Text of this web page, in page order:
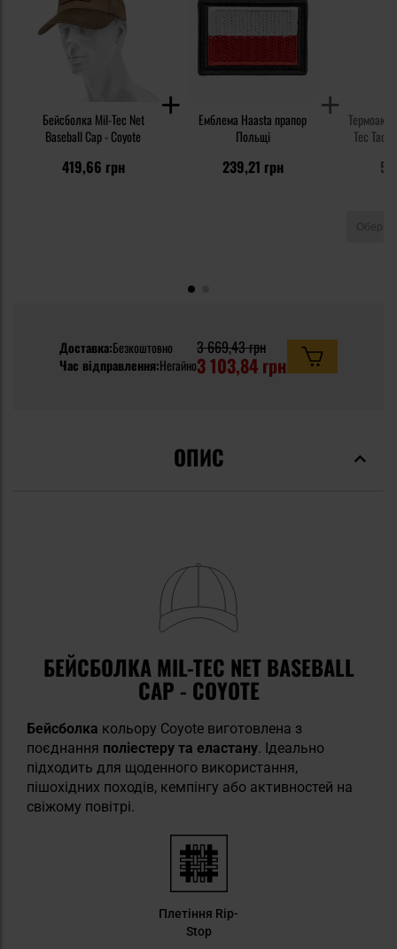
Бейсболка Mil-Tec Net
Baseball Cap - Coyote
419,66 грн
Емблема Haasta прапор
Польщі
239,21 грн
Tec
Доставка:Безкоштовно
Час відправлення:Негайно
3 669,43 грн
3 103,84 грн
ОПИС
БЕЙСБОЛКА MIL-TEC NET BASEBALL
CAP - COYOTE
Бейсболка кольору Coyote виготовлена з
поєднання поліестеру та еластану. Ідеально
підходить для щоденного використання,
пішохідних походів, кемпінгу або активностей на
свіжому повітрі.
Плетіння Rip-
Stop